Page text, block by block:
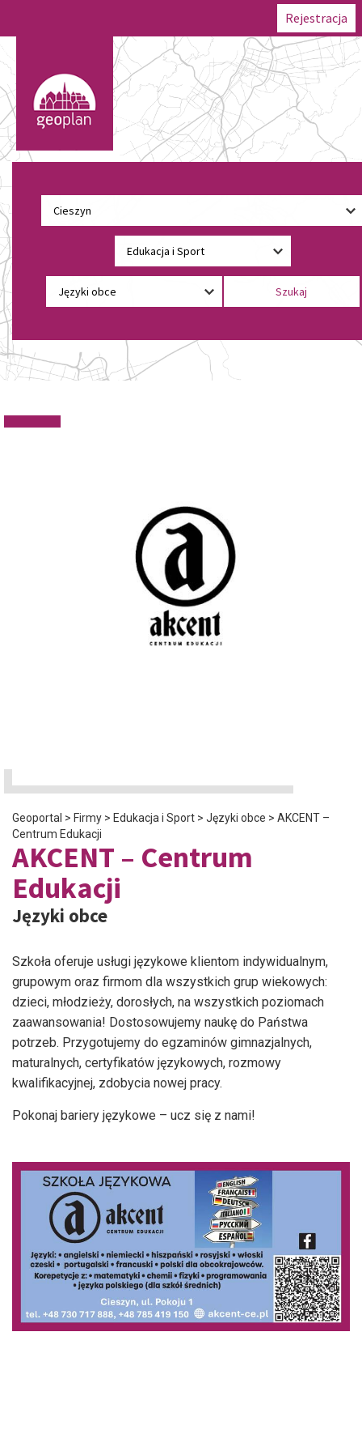
Rejestracja
Geoportal > Firmy > Edukacja i Sport > Języki obce > AKCENT –
Centrum Edukacji
AKCENT – Centrum
Edukacji
Języki obce
Szkoła oferuje usługi językowe klientom indywidualnym,
grupowym oraz firmom dla wszystkich grup wiekowych:
dzieci, młodzieży, dorosłych, na wszystkich poziomach
zaawansowania! Dostosowujemy naukę do Państwa
potrzeb. Przygotujemy do egzaminów gimnazjalnych,
maturalnych, certyfikatów językowych, rozmowy
kwalifikacyjnej, zdobycia nowej pracy.
Pokonaj bariery językowe – ucz się z nami!